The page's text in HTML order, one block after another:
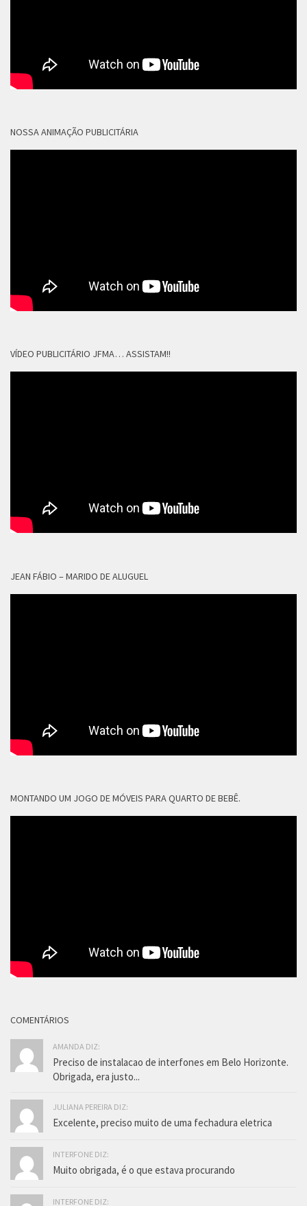
NOSSA ANIMAÇÃO PUBLICITÁRIA
VÍDEO PUBLICITÁRIO JFMA… ASSISTAM!!
JEAN FÁBIO – MARIDO DE ALUGUEL
MONTANDO UM JOGO DE MÓVEIS PARA QUARTO DE BEBÊ.
COMENTÁRIOS
AMANDA DIZ:
Preciso de instalacao de interfones em Belo Horizonte.
Obrigada, era justo...
JULIANA PEREIRA DIZ:
Excelente, preciso muito de uma fechadura eletrica
INTERFONE DIZ:
Muito obrigada, é o que estava procurando
INTERFONE DIZ: